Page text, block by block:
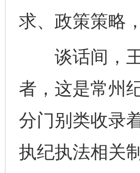
求、政策策略
谈话间，王
者，这是常州
分门别类收录
执纪执法相关